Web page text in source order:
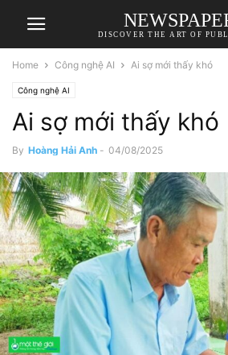
DISCOVER THE ART OF
Home Công nghệ AI Ai sợ mới thấy khó
Công nghệ AI
Ai sợ mới thấy khó
By Hoàng Hải Anh - 04/08/2025